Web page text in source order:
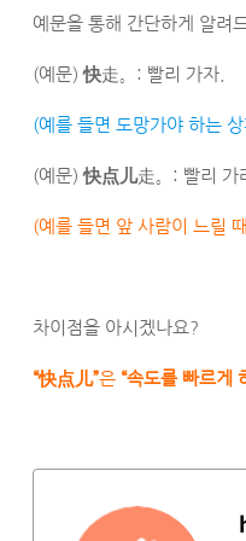
예문을 통해 간단하게 알려
(예문)快​走。: 빨리 가자.
(예를 들면 도망가야 하는
(예문) ​快点儿走。: 빨리 가
(예를 들면 앞 사람이 느릴 때
차이점을 아시겠나요?
“快点儿”은 “속도를 빠르게